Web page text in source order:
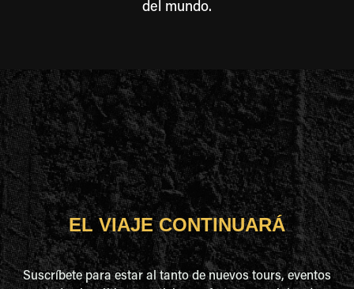
del mundo.
EL VIAJE CONTINUARÁ
Suscríbete para estar al tanto de nuevos tours, eventos